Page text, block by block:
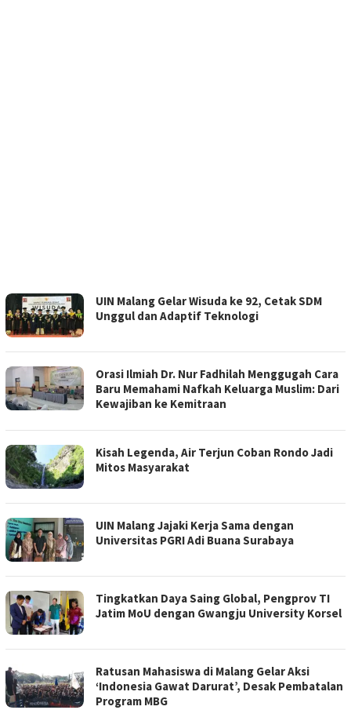
UIN Malang Gelar Wisuda ke 92, Cetak SDM
Unggul dan Adaptif Teknologi
Orasi Ilmiah Dr. Nur Fadhilah Menggugah Cara
Baru Memahami Nafkah Keluarga Muslim: Dari
Kewajiban ke Kemitraan
Kisah Legenda, Air Terjun Coban Rondo Jadi
Mitos Masyarakat
UIN Malang Jajaki Kerja Sama dengan
Universitas PGRI Adi Buana Surabaya
Tingkatkan Daya Saing Global, Pengprov TI
Jatim MoU dengan Gwangju University Korsel
Ratusan Mahasiswa di Malang Gelar Aksi
‘Indonesia Gawat Darurat’, Desak Pembatalan
Program MBG